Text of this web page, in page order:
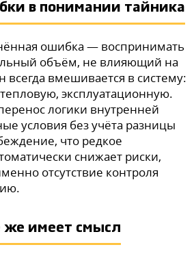
в понимании тайника
ошибка — воспринимать
объём, не влияющий на
всегда вмешивается в систему:
эксплуатационную.
логики внутренней
условия без учёта разницы
что редкое
снижает риски,
отсутствие контроля
же имеет смысл